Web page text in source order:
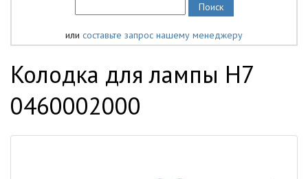
или составьте запрос нашему менеджеру
Колодка для лампы Н7
0460002000